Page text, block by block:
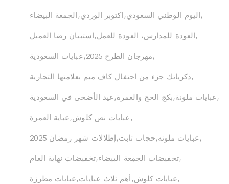
الجمعة البيضاء اكتوبر الوردي اليوم الوطني السعودي
استبيان رضا العميل العودة للمدارس، العودة للعمل
عبايات السعودية مهرجان الطرح 2025
ذكرياتك جزء من احتفال كاف ميم بعلامتها التجارية
عيد الأضحى في السعودية بكج الحج والعمرة عبايات ملونة
عباية العمرة عبايات نص كلوش
إطلالات شهر رمضان 2025 حجاب ثابت عبايات ملونه
تخفيضات نهاية العام تخفيضات الجمعة البيضاء
عبايات مطرزة أهم ثلاث عبايات عبايات كلوش